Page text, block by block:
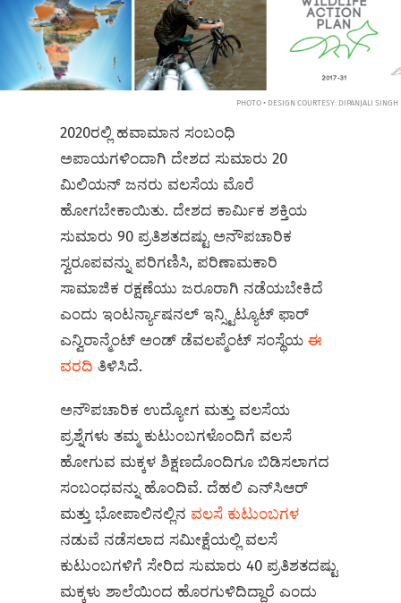
PHOTO • DESIGN COURTESY: DIPANJALI SINGH
2020ರಲ್ಲಿ ಹವಾಮಾನ ಸಂಬಂಧಿ
ಅಪಾಯಗಳಿಂದಾಗಿ ದೇಶದ ಸುಮಾರು 20
ಮಿಲಿಯನ್ ಜನರು ವಲಸೆಯ ಮೊರೆ
ಹೋಗಬೇಕಾಯಿತು. ದೇಶದ ಕಾರ್ಮಿಕ ಶಕ್ತಿಯ
ಸುಮಾರು 90 ಪ್ರತಿಶತದಷ್ಟು ಅನೌಪಚಾರಿಕ
ಸ್ವರೂಪವನ್ನು ಪರಿಗಣಿಸಿ, ಪರಿಣಾಮಕಾರಿ
ಸಾಮಾಜಿಕ ರಕ್ಷಣೆಯು ಜರೂರಾಗಿ ನಡೆಯಬೇಕಿದೆ
ಎಂದು ಇಂಟರ್ನ್ಯಾಷನಲ್ ಇನ್ಸ್ಟಿಟ್ಯೂಟ್ ಫಾರ್
ಎನ್ವಿರಾನ್ಮೆಂಟ್ ಅಂಡ್ ಡೆವಲಪ್ಮೆಂಟ್ ಸಂಸ್ಥೆಯಈ
ವರದಿತಿಳಿಸಿದೆ.
ಅನೌಪಚಾರಿಕ ಉದ್ಯೋಗ ಮತ್ತು ವಲಸೆಯ
ಪ್ರಶ್ನೆಗಳು ತಮ್ಮ ಕುಟುಂಬಗಳೊಂದಿಗೆ ವಲಸೆ
ಹೋಗುವ ಮಕ್ಕಳ ಶಿಕ್ಷಣದೊಂದಿಗೂ ಬಿಡಿಸಲಾಗದ
ಸಂಬಂಧವನ್ನು ಹೊಂದಿವೆ. ದೆಹಲಿ ಎನ್‌ಸಿಆರ್
ಮತ್ತು ಭೋಪಾಲಿನಲ್ಲಿನ ವಲಸೆ ಕುಟುಂಬಗಳ
ನಡುವೆ ನಡೆಸಲಾದ ಸಮೀಕ್ಷೆಯಲ್ಲಿ ವಲಸೆ
ಕುಟುಂಬಗಳಿಗೆ ಸೇರಿದ ಸುಮಾರು 40 ಪ್ರತಿಶತದಷ್ಟು
ಮಕ್ಕಳು ಶಾಲೆಯಿಂದ ಹೊರಗುಳಿದಿದ್ದಾರೆ ಎಂದು